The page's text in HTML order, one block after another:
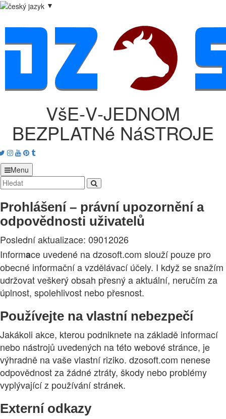
▼
VšE‑V‑JEDNOM
BEZPLATNé NáSTROJE
Twitter
Instagram
Youtube
Pinterest
tumblr
Menu
Prohlášení – právní upozornění a
odpovědnosti uživatelů
Poslední aktualizace: 09012026
Informace uvedené na dzosoft.com slouží pouze pro
obecné informační a vzdělávací účely. I když se snažím
udržovat veškerý obsah přesný a aktuální, neručím za
úplnost, spolehlivost nebo přesnost.
Používejte na vlastní nebezpečí
Jakákoli akce, kterou podniknete na základě informací
nebo nástrojů uvedených na této webové stránce, je
výhradně na vaše vlastní riziko. dzosoft.com nenese
odpovědnost za žádné ztráty, škody nebo problémy
vyplývající z používání stránek.
Externí odkazy